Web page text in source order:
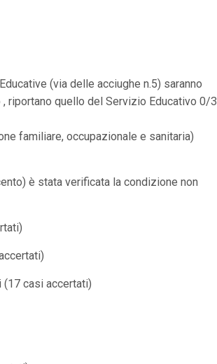
(via delle acciughe n.5) saranno
riportano quello del Servizio Educativo 0/3
familiare, occupazionale e sanitaria)
è stata verificata la condizione non
casi accertati)